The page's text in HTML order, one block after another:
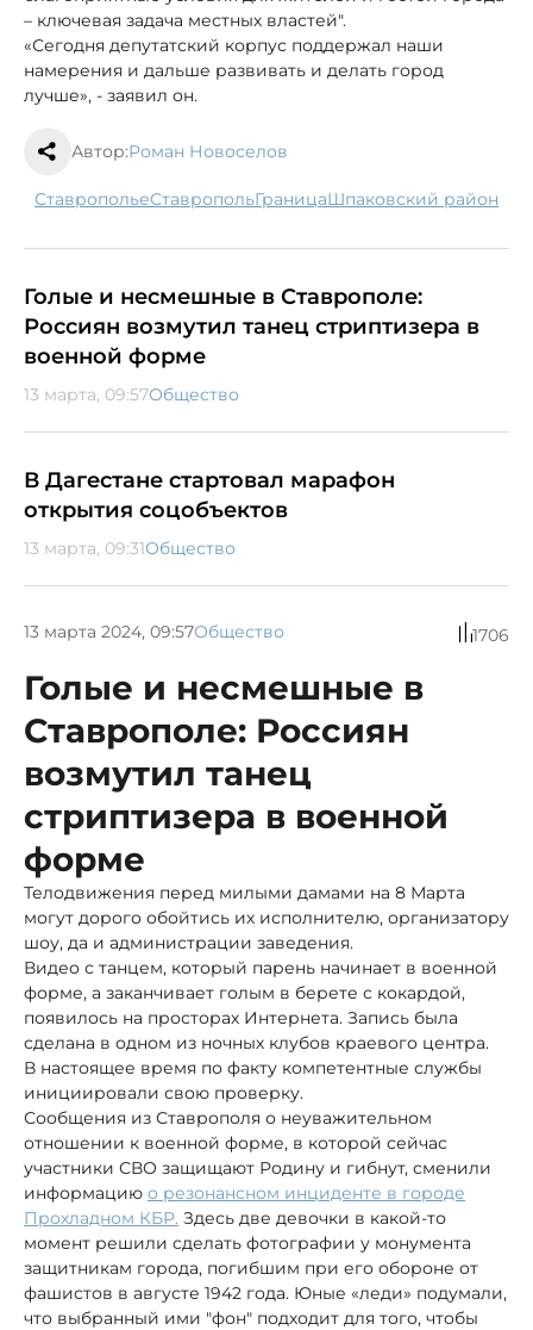
– ключевая задача местных властей".
«Сегодня депутатский корпус поддержал наши
намерения и дальше развивать и делать город
лучше», - заявил он.
Автор:Роман Новоселов
Ставрополье Ставрополь граница Шпаковский район
Голые и несмешные в Ставрополе:
Россиян возмутил танец стриптизера в
военной форме
13 марта, 09:57Общество
В Дагестане стартовал марафон
открытия соцобъектов
13 марта, 09:31Общество
13 марта 2024, 09:57Общество 1706
Голые и несмешные в
Ставрополе: Россиян
возмутил танец
стриптизера в военной
форме
Телодвижения перед милыми дамами на 8 Марта
могут дорого обойтись их исполнителю, организатору
шоу, да и администрации заведения.
Видео с танцем, который парень начинает в военной
форме, а заканчивает голым в берете с кокардой,
появилось на просторах Интернета. Запись была
сделана в одном из ночных клубов краевого центра.
В настоящее время по факту компетентные службы
инициировали свою проверку.
Сообщения из Ставрополя о неуважительном
отношении к военной форме, в которой сейчас
участники СВО защищают Родину и гибнут, сменили
информацию о резонансном инциденте в городе
Прохладном КБР. Здесь две девочки в какой-то
момент решили сделать фотографии у монумента
защитникам города, погибшим при его обороне от
фашистов в августе 1942 года. Юные «леди» подумали,
что выбранный ими "фон" подходит для того, чтобы